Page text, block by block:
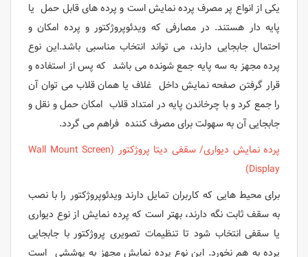
یکی از انواع پر مصرف پرده نمایش است و پرده های قابل حمل یا
پایه دار هستند. در مصارفی که ویدئوپروژکتور و پرده امکان و
احتمال جابجایی دارند، می تواند انتخاب مناسبی باشد.این نوع
پرده مجهز به سه پایه جمع شونده می باشد که پس از استفاده و
قرار گرفتن صفحه نمایش داخل غلاف یا همان قلاب می توان آن
را جمع کرد و با چرخاندن پایه در امتداد قلاب امکان حمل و نقل و
جابجایی آن به سهولت برای مصرف کننده فراهم می گردد.
پرده نمایش دیواری/ سقفی دیتا پروژکتور (Wall Mount Screen
Display)
برای محیط هایی که کاربران تمایل دارند ویدئوپروژکتور را با نصب
به سقف ثابت نگه دارند، بهتر است که پرده نمایش از نوع دیواری
یا سقفی انتخاب شود تا تنظیمات تصویری پروژکتور با جابجایی
پرده به هم نخورد. این نوع پرده نمایش مجهز به پوششی است